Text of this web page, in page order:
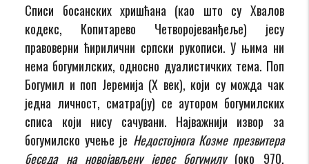
Списи босанских хришћана (као што су Хвалов
кодекс, Копитарево Четворојеванђеље) јесу
правоверни ћирилични српски рукописи. У њима ни
нема богумилских, односно дуалистичких тема. Поп
Богумил и поп Јеремија (Х век), који су можда чак
једна личност, сматра(ју) се аутором богумилских
списа који нису сачувани. Најважнији извор за
богумилско учење је Недостојнога Козме презвитера
беседа на новојављену јерес богумилу (око 970.